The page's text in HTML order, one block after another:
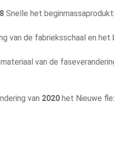
Snelle het
van de fabrieksschaal en
van de
van 2020 het Nieuwe